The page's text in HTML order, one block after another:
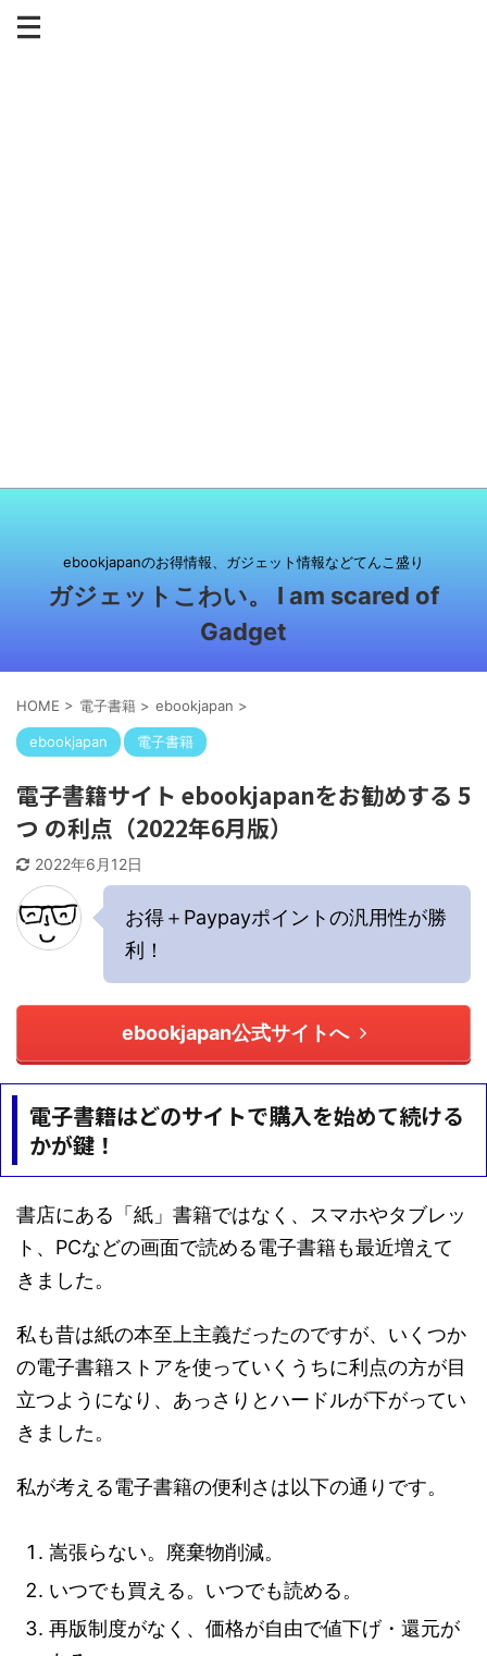
ebookjapanのお得情報、ガジェット情報などてんこ盛り
ガジェットこわい。 I am scared of
Gadget
HOME > 電子書籍 > ebookjapan >
ebookjapan 電子書籍
電子書籍サイト ebookjapanをお勧めする 5
つ の利点（2022年6月版）
2022年6月12日
お得＋Paypayポイントの汎用性が勝
利！
ebookjapan公式サイトへ
電子書籍はどのサイトで購入を始めて続ける
かが鍵！
書店にある「紙」書籍ではなく、スマホやタブレッ
ト、PCなどの画面で読める電子書籍も最近増えて
きました。
私も昔は紙の本至上主義だったのですが、いくつか
の電子書籍ストアを使っていくうちに利点の方が目
立つようになり、あっさりとハードルが下がってい
きました。
私が考える電子書籍の便利さは以下の通りです。
嵩張らない。廃棄物削減。
いつでも買える。いつでも読める。
再版制度がなく、価格が自由で値下げ・還元が